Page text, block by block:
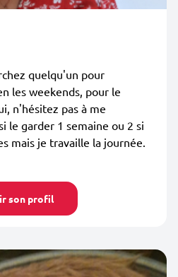
quelqu'un pour
les weekends, pour le
n'hésitez pas à me
le garder 1 semaine ou 2 si
mais je travaille la journée.
son profil